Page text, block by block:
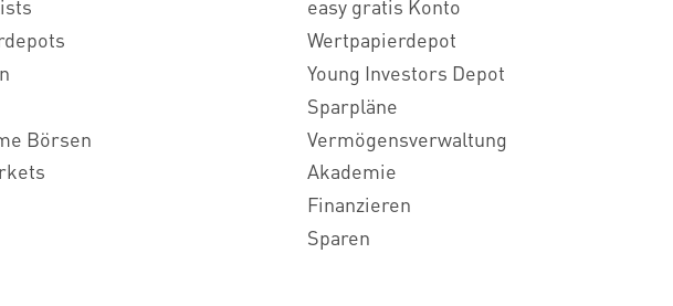
Börsen
easy gratis Konto
Wertpapierdepot
Young Investors Depot
Sparpläne
Vermögensverwaltung
Akademie
Finanzieren
Sparen